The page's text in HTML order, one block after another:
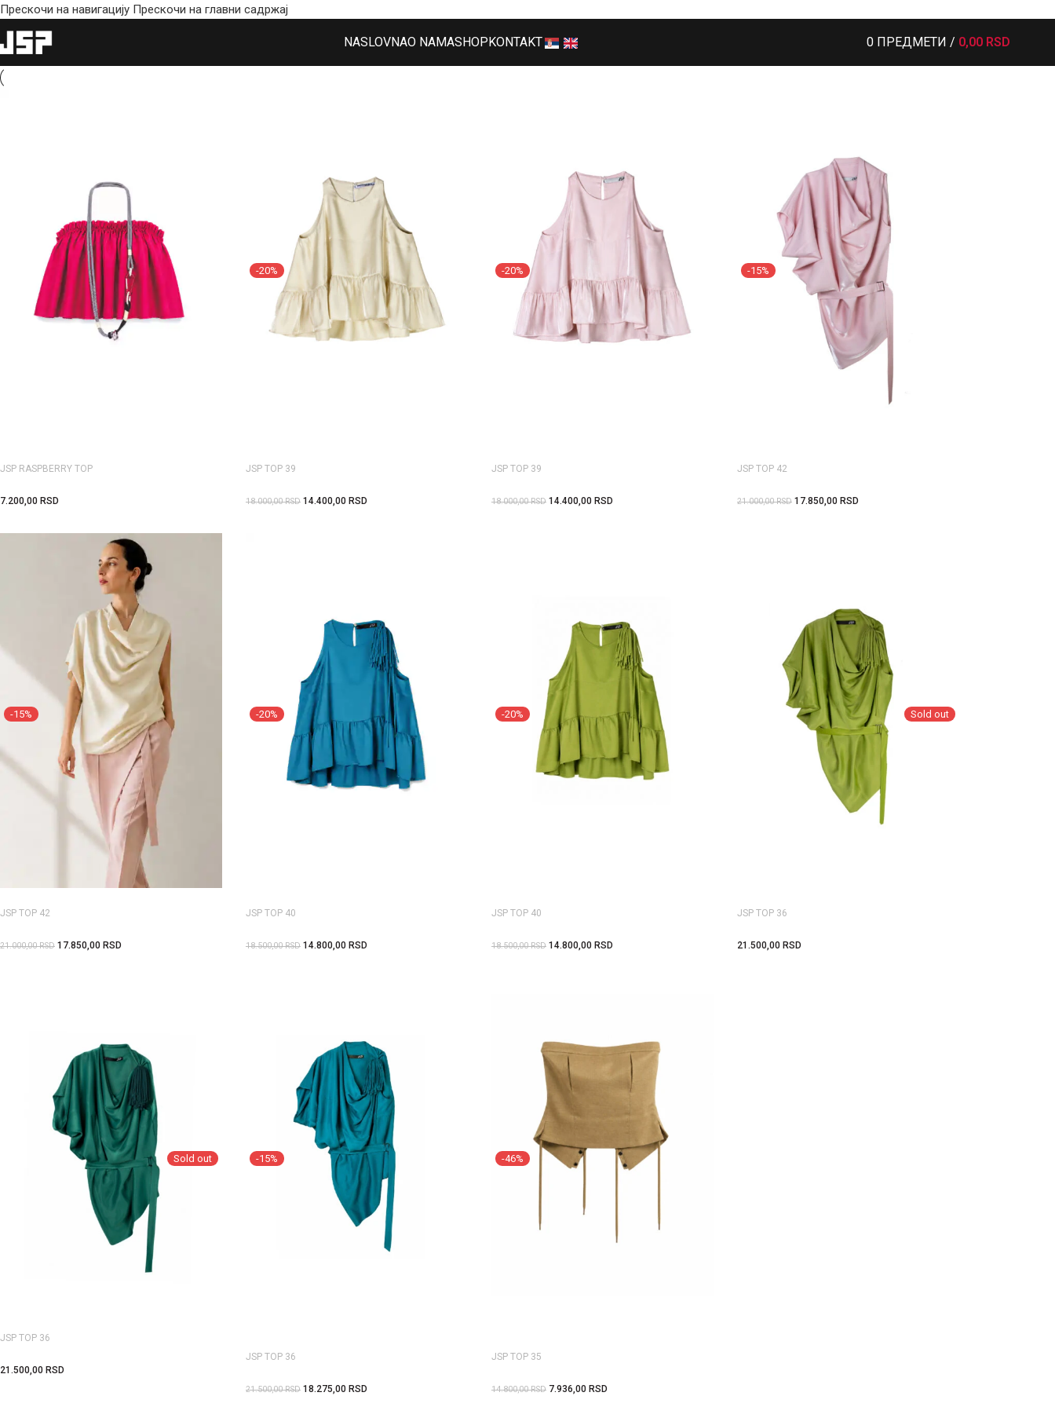
Прескочи на навигацију Прескочи на главни садржај
NASLOVNAO NAMASHOPKONTAKT 0 ПРЕДМЕТИ / 0,00 RSD
JSP RASPBERRY TOP
7.200,00 RSD
-20%
JSP TOP 39
18.000,00RSD 14.400,00 RSD
-20%
JSP TOP 39
18.000,00RSD 14.400,00 RSD
-15%
JSP TOP 42
21.000,00RSD 17.850,00 RSD
-15%
JSP TOP 42
21.000,00RSD 17.850,00 RSD
-20%
JSP TOP 40
18.500,00RSD 14.800,00 RSD
-20%
JSP TOP 40
18.500,00RSD 14.800,00 RSD
Sold out
JSP TOP 36
21.500,00 RSD
Sold out
JSP TOP 36
21.500,00 RSD
-15%
JSP TOP 36
21.500,00RSD 18.275,00 RSD
-46%
JSP TOP 35
14.800,00RSD 7.936,00 RSD